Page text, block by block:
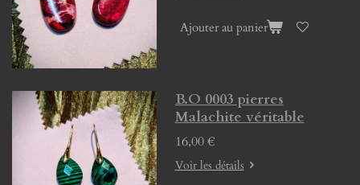
Ajouter au panier
B.O 0003 pierres
Malachite véritable
16,00 €
Voir les détails